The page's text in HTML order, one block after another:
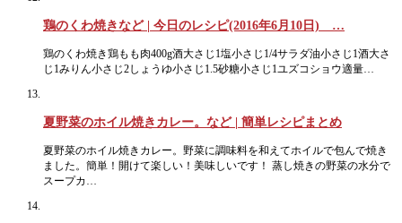
鶏のくわ焼きなど | 今日のレシピ(2016年6月10日) …
鶏のくわ焼き鶏もも肉400g酒大さじ1塩小さじ1/4サラダ油小さじ1酒大さ
じ1みりん小さじ2しょうゆ小さじ1.5砂糖小さじ1ユズコショウ適量…
夏野菜のホイル焼きカレー。など | 簡単レシピまとめ
夏野菜のホイル焼きカレー。野菜に調味料を和えてホイルで包んで焼き
ました。簡単！開けて楽しい！美味しいです！ 蒸し焼きの野菜の水分で
スープカ…